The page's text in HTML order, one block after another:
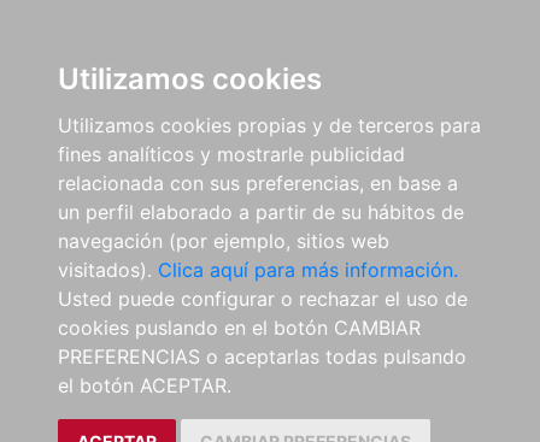
Utilizamos cookies
Utilizamos cookies propias y de terceros para
fines analíticos y mostrarle publicidad
relacionada con sus preferencias, en base a
un perfil elaborado a partir de su hábitos de
navegación (por ejemplo, sitios web
visitados). Clica aquí para más información.
Usted puede configurar o rechazar el uso de
cookies puslando en el botón CAMBIAR
PREFERENCIAS o aceptarlas todas pulsando
el botón ACEPTAR.